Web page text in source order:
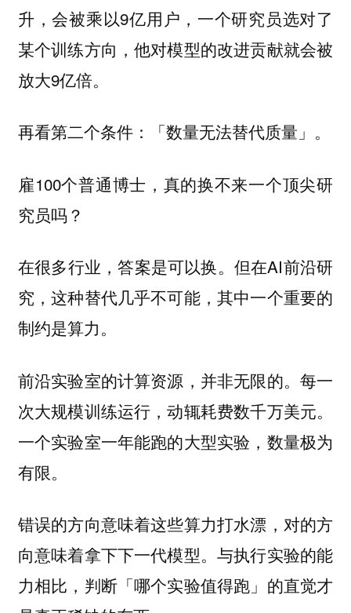
升，会被乘以9亿用户，一个研究员选对了
某个训练方向，他对模型的改进贡献就会被
放大9亿倍。
再看第二个条件：「数量无法替代质量」。
雇100个普通博士，真的换不来一个顶尖研
究员吗？
在很多行业，答案是可以换。但在AI前沿研
究，这种替代几乎不可能，其中一个重要的
制约是算力。
前沿实验室的计算资源，并非无限的。每一
次大规模训练运行，动辄耗费数千万美元。
一个实验室一年能跑的大型实验，数量极为
有限。
错误的方向意味着这些算力打水漂，对的方
向意味着拿下下一代模型。与执行实验的能
力相比，判断「哪个实验值得跑」的直觉才